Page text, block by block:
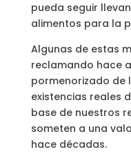
pueda seguir
alimentos para la
Algunas de estas
reclamando hace
pormenorizado
existencias reales
base de nuestros
someten a una
hace décadas.